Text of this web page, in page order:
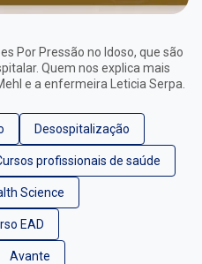
Por Pressão no Idoso, que são
Quem nos explica mais
e a enfermeira Leticia Serpa.
Desospitalização
profissionais de saúde
Science
EAD
Avante